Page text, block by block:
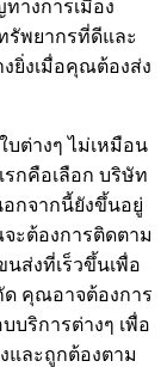
างการเมือง
รัพยากรที่ดีและ
ยิ่งเมื่อคุณต้องส่ง
ต่างๆ ไม่เหมือน
รกคือเลือก บริษัท
อกจากนี้ยังขึ้นอยู่
ะต้องการติดตาม
ส่งที่เร็วขึ้นเพื่อ
ด คุณอาจต้องการ
บริการต่างๆ เพื่อ
และถูกต้องตาม